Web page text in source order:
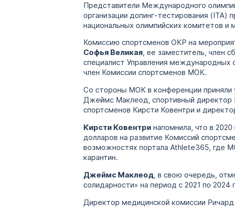
Представители Международного
организации допинг-тестирования
национальных олимпийских комитетов
Комиссию спортсменов ОКР на
Софья Великая, ее заместитель, член
специалист Управления международных
член Комиссии спортсменов МОК.
Со стороны МОК в конференции приняли
Джеймс Маклеод, спортивный директор
спортсменов Кирсти Ковентри и
Кирсти Ковентри напомнила, что в
долларов на развитие Комиссий
возможностях портала Athlete365, где
карантин.
Джеймс Маклеод, в свою очередь,
солидарности» на период с 2021 по
Директор медицинской комиссии